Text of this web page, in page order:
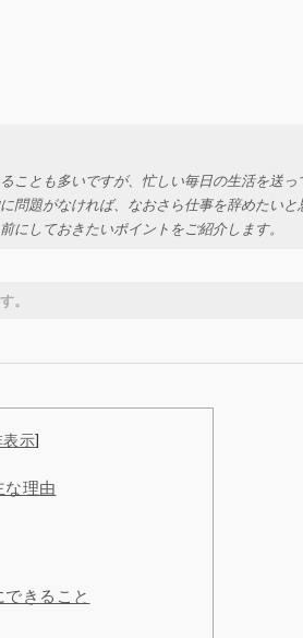
ことも多いですが、忙しい毎日の生活を送
問題がなければ、なおさら仕事を辞めたい
にしておきたいポイントをご紹介します。
。
表示]
な理由
きること